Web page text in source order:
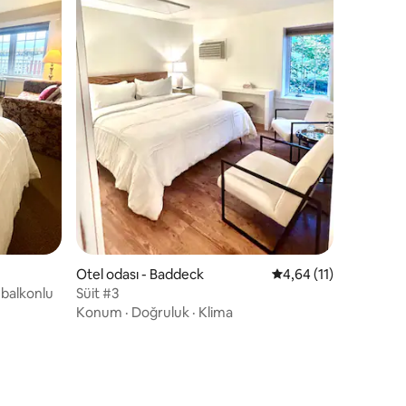
Otel odası - Baddeck 5 üzerinden
4,64 (11)
Süit #3
Konum · Doğruluk · Klima